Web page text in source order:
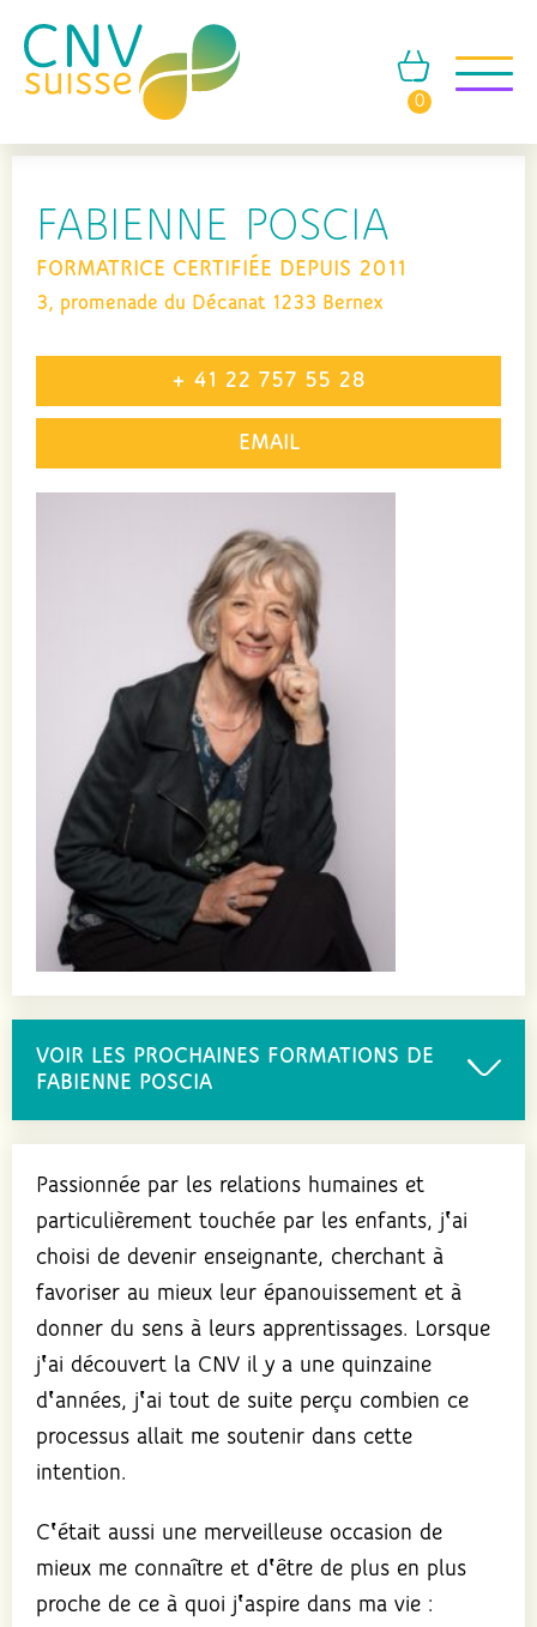
0
FABIENNE POSCIA
FORMATRICE CERTIFIÉE DEPUIS 2011
3, promenade du Décanat 1233 Bernex
+ 41 22 757 55 28
EMAIL
VOIR LES PROCHAINES FORMATIONS DE
FABIENNE POSCIA
Passionnée par les relations humaines et
particulièrement touchée par les enfants, j‛ai
choisi de devenir enseignante, cherchant à
favoriser au mieux leur épanouissement et à
donner du sens à leurs apprentissages. Lorsque
j‛ai découvert la CNV il y a une quinzaine
d‛années, j‛ai tout de suite perçu combien ce
processus allait me soutenir dans cette
intention.
C‛était aussi une merveilleuse occasion de
mieux me connaître et d‛être de plus en plus
proche de ce à quoi j‛aspire dans ma vie :